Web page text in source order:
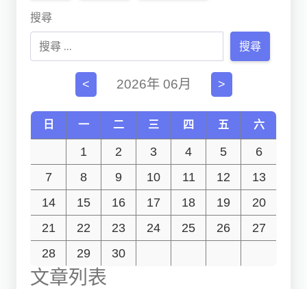
搜尋
搜尋
< 2026年 06月 >
日 一 二 三 四 五 六
1 2 3 4 5
6
7
8 9 10 11 12
13
14
15 16 17 18 19
20
21
22 23 24 25 26
27
28
29 30
文章列表